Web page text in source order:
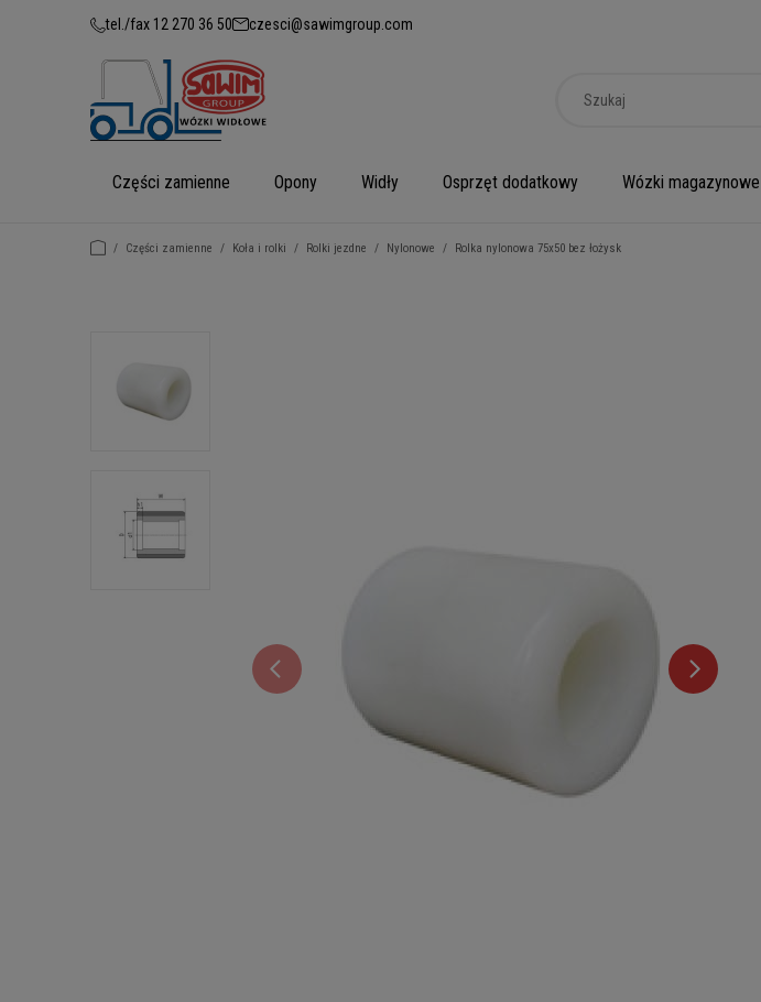
tel./fax 12 270 36 50 czesci@sawimgroup.com
Części zamienne Opony Widły Osprzęt dodatkowy Wózki magazynowe
/ Części zamienne / Koła i rolki / Rolki jezdne / Nylonowe / Rolka nylonowa 75x50 bez łożysk